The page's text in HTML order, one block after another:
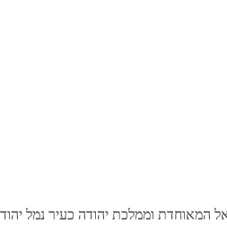
המאוחדת וממלכת יהודה כעיר נמל